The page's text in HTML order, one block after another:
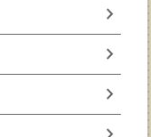
chevron_right
chevron_right
chevron_right